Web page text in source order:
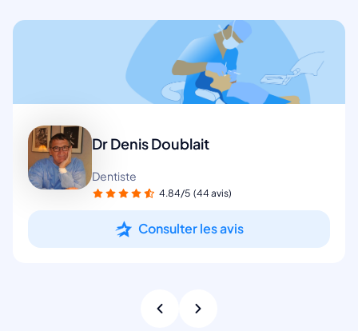
Dr Denis Doublait
Dentiste
4.84/5 (44 avis)
Consulter les avis